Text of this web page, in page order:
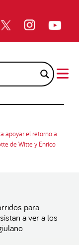
apoyar el retorno a
de Witte y Enrico
para
a ver a los